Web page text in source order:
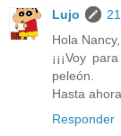
Lujo
Hola Nancy,
¡¡¡Voy
peleón.
Hasta ahora
Responder